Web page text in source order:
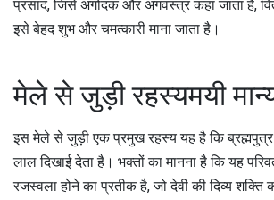
प्रसाद, जिसे अंगोदक और अंगवस्त्र कहा जाता है,
इसे बेहद शुभ और चमत्कारी माना जाता है।
मेले से जुड़ी रहस्यमयी
इस मेले से जुड़ी एक प्रमुख रहस्य यह है कि
लाल दिखाई देता है। भक्तों का मानना है कि यह
रजस्वला होने का प्रतीक है, जो देवी की दिव्य शक्ति